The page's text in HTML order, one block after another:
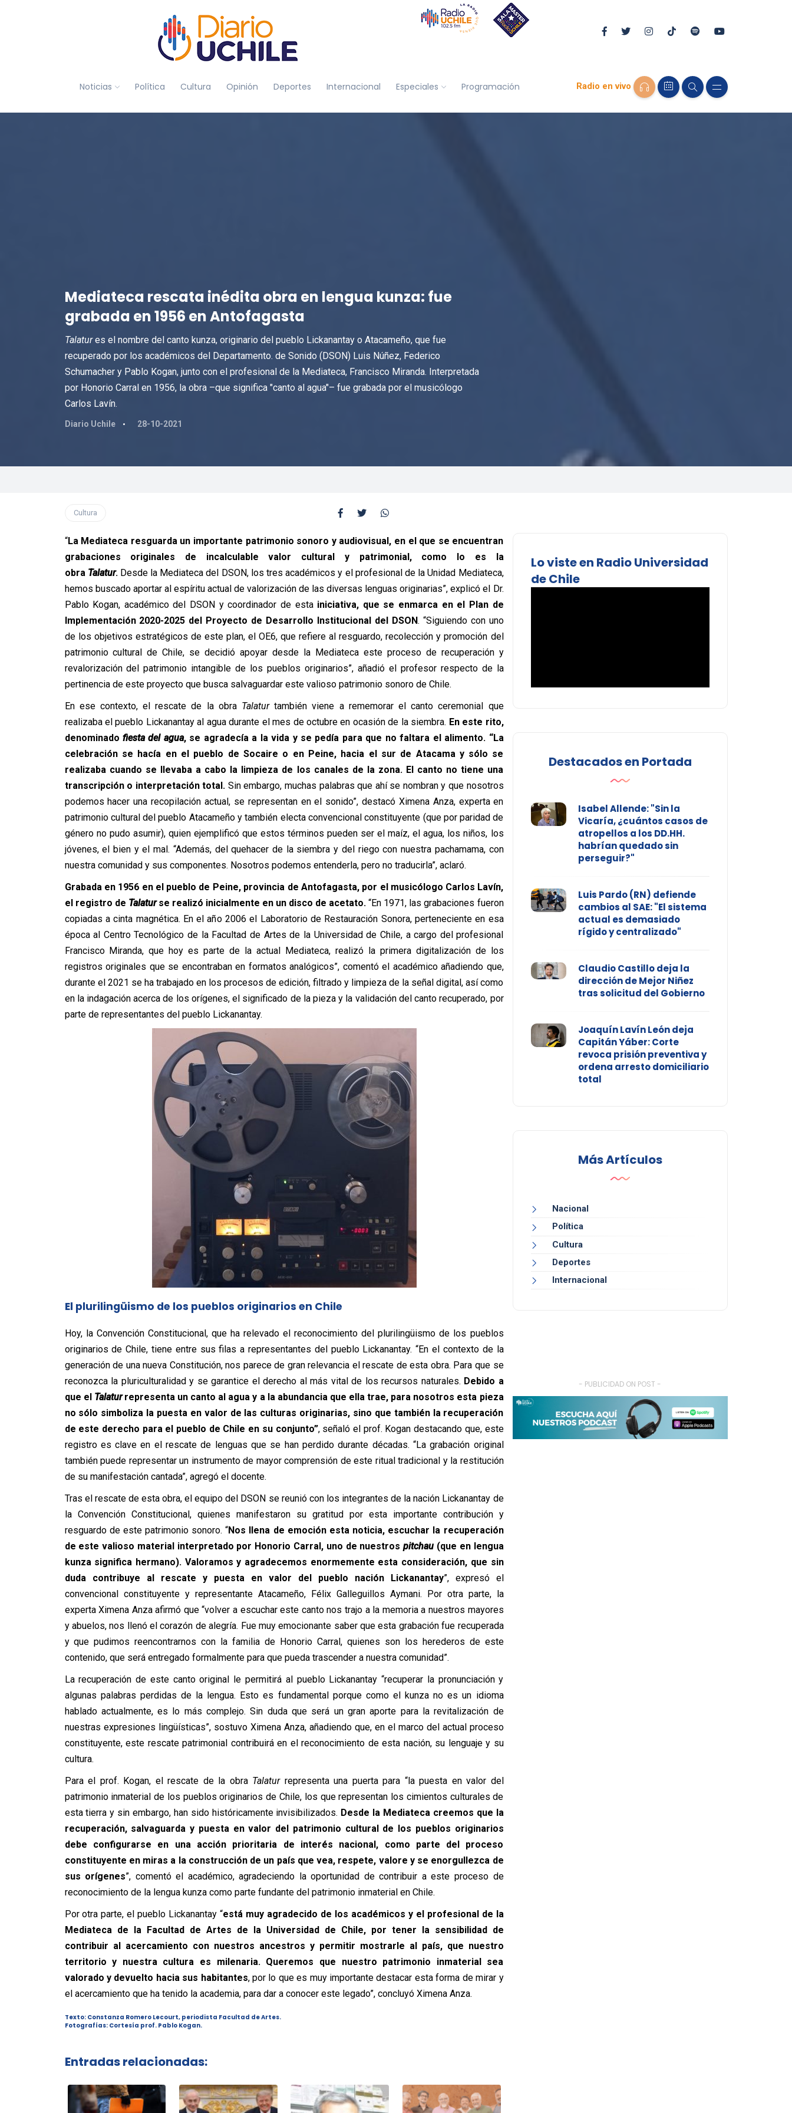
Noticias Política Cultura Opinión Deportes Internacional Especiales Programación Radio en vivo
Mediateca rescata inédita obra en lengua kunza: fue
grabada en 1956 en Antofagasta
Talatures el nombre del canto kunza, originario del pueblo Lickanantay o Atacameño, que fue
recuperado por los académicos del Departamento. de Sonido (DSON) Luis Núñez, Federico
Schumacher y Pablo Kogan, junto con el profesional de la Mediateca, Francisco Miranda. Interpretada
por Honorio Carral en 1956, la obra –que significa "canto al agua"– fue grabada por el musicólogo
Carlos Lavín.
Diario Uchile 28-10-2021
Cultura
“La Mediateca resguarda un importante patrimonio sonoro y audiovisual, en el que se encuentran
grabaciones originales de incalculable valor cultural y patrimonial, como lo es la
obra Talatur.Desde la Mediateca del DSON, los tres académicos y el profesional de la Unidad Mediateca,
hemos buscado aportar al espíritu actual de valorización de las diversas lenguas originarias”, explicó el Dr.
Pablo Kogan, académico del DSON y coordinador de estainiciativa, que se enmarca en el Plan de
Implementación 2020-2025 del Proyecto de Desarrollo Institucional del DSON. “Siguiendo con uno
de los objetivos estratégicos de este plan, el OE6, que refiere al resguardo, recolección y promoción del
patrimonio cultural de Chile, se decidió apoyar desde la Mediateca este proceso de recuperación y
revalorización del patrimonio intangible de los pueblos originarios”, añadió el profesor respecto de la
pertinencia de este proyecto que busca salvaguardar este valioso patrimonio sonoro de Chile.
En ese contexto, el rescate de la obra Talaturtambién viene a rememorar el canto ceremonial que
realizaba el pueblo Lickanantay al agua durante el mes de octubre en ocasión de la siembra. En este rito,
denominado fiesta del agua, se agradecía a la vida y se pedía para que no faltara el alimento. “La
celebración se hacía en el pueblo de Socaire o en Peine, hacia el sur de Atacama y sólo se
realizaba cuando se llevaba a cabo la limpieza de los canales de la zona. El canto no tiene una
transcripción o interpretación total. Sin embargo, muchas palabras que ahí se nombran y que nosotros
podemos hacer una recopilación actual, se representan en el sonido”, destacó Ximena Anza, experta en
patrimonio cultural del pueblo Atacameño y también electa convencional constituyente (que por paridad de
género no pudo asumir), quien ejemplificó que estos términos pueden ser el maíz, el agua, los niños, los
jóvenes, el bien y el mal. “Además, del quehacer de la siembra y del riego con nuestra pachamama, con
nuestra comunidad y sus componentes. Nosotros podemos entenderla, pero no traducirla”, aclaró.
Grabada en 1956 en el pueblo de Peine, provincia de Antofagasta, por el musicólogo Carlos Lavín,
el registro de Talaturse realizó inicialmente en un disco de acetato. “En 1971, las grabaciones fueron
copiadas a cinta magnética. En el año 2006 el Laboratorio de Restauración Sonora, perteneciente en esa
época al Centro Tecnológico de la Facultad de Artes de la Universidad de Chile, a cargo del profesional
Francisco Miranda, que hoy es parte de la actual Mediateca, realizó la primera digitalización de los
registros originales que se encontraban en formatos analógicos”, comentó el académico añadiendo que,
durante el 2021 se ha trabajado en los procesos de edición, filtrado y limpieza de la señal digital, así como
en la indagación acerca de los orígenes, el significado de la pieza y la validación del canto recuperado, por
parte de representantes del pueblo Lickanantay.
El plurilingüismo de los pueblos originarios en Chile
Hoy, la Convención Constitucional, que ha relevado el reconocimiento del plurilingüismo de los pueblos
originarios de Chile, tiene entre sus filas a representantes del pueblo Lickanantay. “En el contexto de la
generación de una nueva Constitución, nos parece de gran relevancia el rescate de esta obra. Para que se
reconozca la pluriculturalidad y se garantice el derecho al más vital de los recursos naturales. Debido a
que el Talaturrepresenta un canto al agua y a la abundancia que ella trae, para nosotros esta pieza
no sólo simboliza la puesta en valor de las culturas originarias, sino que también la recuperación
de este derecho para el pueblo de Chile en su conjunto”, señaló el prof. Kogan destacando que, este
registro es clave en el rescate de lenguas que se han perdido durante décadas. “La grabación original
también puede representar un instrumento de mayor comprensión de este ritual tradicional y la restitución
de su manifestación cantada”, agregó el docente.
Tras el rescate de esta obra, el equipo del DSON se reunió con los integrantes de la nación Lickanantay de
la Convención Constitucional, quienes manifestaron su gratitud por esta importante contribución y
resguardo de este patrimonio sonoro. “Nos llena de emoción esta noticia, escuchar la recuperación
de este valioso material interpretado por Honorio Carral, uno de nuestrospitchau (que en lengua
kunza significa hermano). Valoramos y agradecemos enormemente esta consideración, que sin
duda contribuye al rescate y puesta en valor del pueblo nación Lickanantay”, expresó el
convencional constituyente y representante Atacameño, Félix Galleguillos Aymani. Por otra parte, la
experta Ximena Anza afirmó que “volver a escuchar este canto nos trajo a la memoria a nuestros mayores
y abuelos, nos llenó el corazón de alegría. Fue muy emocionante saber que esta grabación fue recuperada
y que pudimos reencontrarnos con la familia de Honorio Carral, quienes son los herederos de este
contenido, que será entregado formalmente para que pueda trascender a nuestra comunidad”.
La recuperación de este canto original le permitirá al pueblo Lickanantay “recuperar la pronunciación y
algunas palabras perdidas de la lengua. Esto es fundamental porque como el kunza no es un idioma
hablado actualmente, es lo más complejo. Sin duda que será un gran aporte para la revitalización de
nuestras expresiones lingüísticas”, sostuvo Ximena Anza, añadiendo que, en el marco del actual proceso
constituyente, este rescate patrimonial contribuirá en el reconocimiento de esta nación, su lenguaje y su
cultura.
Para el prof. Kogan, el rescate de la obra Talaturrepresenta una puerta para “la puesta en valor del
patrimonio inmaterial de los pueblos originarios de Chile, los que representan los cimientos culturales de
esta tierra y sin embargo, han sido históricamente invisibilizados. Desde la Mediateca creemos que la
recuperación, salvaguarda y puesta en valor del patrimonio cultural de los pueblos originarios
debe configurarse en una acción prioritaria de interés nacional, como parte del proceso
constituyente en miras a la construcción de un país que vea, respete, valore y se enorgullezca de
sus orígenes”, comentó el académico, agradeciendo la oportunidad de contribuir a este proceso de
reconocimiento de la lengua kunza como parte fundante del patrimonio inmaterial en Chile.
Por otra parte, el pueblo Lickanantay “está muy agradecido de los académicos y el profesional de la
Mediateca de la Facultad de Artes de la Universidad de Chile, por tener la sensibilidad de
contribuir al acercamiento con nuestros ancestros y permitir mostrarle al país, que nuestro
territorio y nuestra cultura es milenaria. Queremos que nuestro patrimonio inmaterial sea
valorado y devuelto hacia sus habitantes, por lo que es muy importante destacar esta forma de mirar y
el acercamiento que ha tenido la academia, para dar a conocer este legado”, concluyó Ximena Anza.
Texto: Constanza Romero Lecourt, periodista Facultad de Artes.
Fotografías: Cortesía prof. Pablo Kogan.
Entradas relacionadas:
Lo viste en Radio Universidad
de Chile
Destacados en Portada
Isabel Allende: "Sin la
Vicaría, ¿cuántos casos de
atropellos a los DD.HH.
habrían quedado sin
perseguir?"
Luis Pardo (RN) defiende
cambios al SAE: "El sistema
actual es demasiado
rígido y centralizado"
Claudio Castillo deja la
dirección de Mejor Niñez
tras solicitud del Gobierno
Joaquín Lavín León deja
Capitán Yáber: Corte
revoca prisión preventiva y
ordena arresto domiciliario
total
Más Artículos
Nacional
Política
Cultura
Deportes
Internacional
- PUBLICIDAD ON POST -